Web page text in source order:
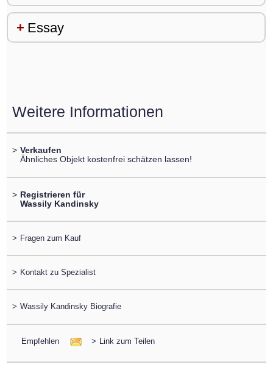
Essay
Weitere Informationen
> Verkaufen
Ähnliches Objekt kostenfrei schätzen lassen!
> Registrieren für
Wassily Kandinsky
> Fragen zum Kauf
> Kontakt zu Spezialist
> Wassily Kandinsky Biografie
Empfehlen > Link zum Teilen